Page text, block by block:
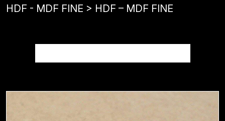
HDF - MDF FINE > HDF – MDF FINE
HDF – MDF FINE